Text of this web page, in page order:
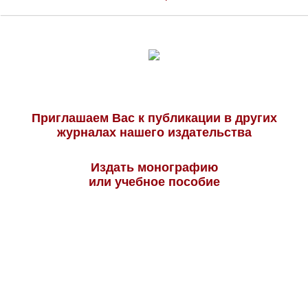
Приглашаем Вас к публикации в других
журналах нашего издательства
Издать монографию
или учебное пособие